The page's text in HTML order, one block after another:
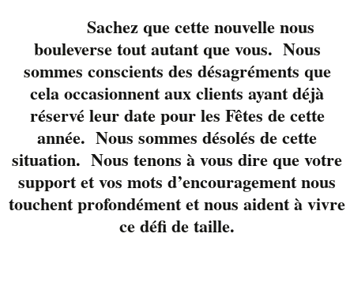
complicité depuis
maintenant 20 ans !
Ce duo au répertoire
musical très varié
vous charmera dès les
premières notes.
Plaisir et harmonie
seront au rendez-vous
Réservez en cliqnant
Sachez que cette nouvelle nous
bouleverse tout autant que vous. Nous
sommes conscients des désagréments que
cela occasionnent aux clients ayant déjà
réservé leur date pour les Fêtes de cette
année. Nous sommes désolés de cette
situation. Nous tenons à vous dire que votre
support et vos mots d’encouragement nous
touchent profondément et nous aident à vivre
ce défi de taille.